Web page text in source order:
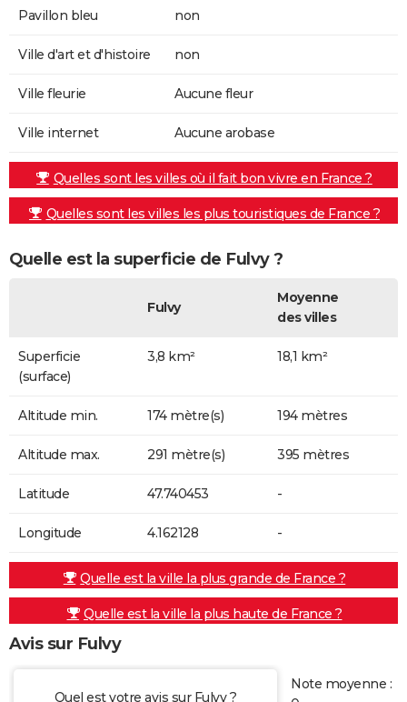
Pavillon bleu non
Ville d'art et d'histoire non
Ville fleurie Aucune fleur
Ville internet Aucune arobase
Quelles sont les villes où il fait bon vivre en France ?
Quelles sont les villes les plus touristiques de France ?
Quelle est la superficie de Fulvy ?
Fulvy
Moyenne
des villes
Superficie
(surface)
3,8 km² 18,1 km²
Altitude min. 174 mètre(s) 194 mètres
Altitude max. 291 mètre(s) 395 mètres
Latitude 47.740453 -
Longitude 4.162128 -
Quelle est la ville la plus grande de France ?
Quelle est la ville la plus haute de France ?
Avis sur Fulvy
Quel est votre avis sur Fulvy ?
Note moyenne :